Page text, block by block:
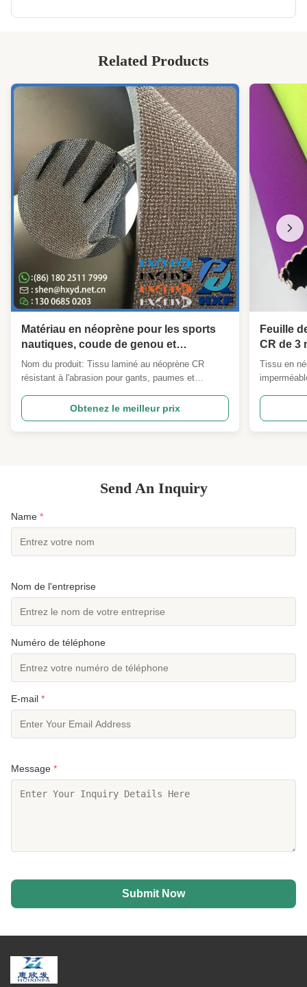
,Tissus en néoprène souple sublimation
Related Products
Matériau en néoprène pour les sports
nautiques, coude de genou et
panneaux de siège, avec une
adhérence durable et une isolation
Nom du produit: Tissu laminé au néoprène CR
résistant à l'abrasion pour gants, paumes et
composite de qualité B2B combine le néoprène CR
(chloroprène) authentique avec un tricot technique
robuste et à fort frottement pour offrir une
Obtenez le meilleur prix
Feuille
CR de 3
texturée
Tissu en
en
SBR, CR
Send An Inquiry
Name *
Nom de l'entreprise
Numéro de téléphone
E-mail *
Message *
Submit Now